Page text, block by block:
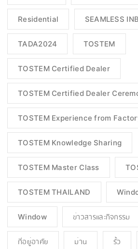
Residential SEAMLESS
TADA2024 TOSTEM
TOSTEM Certified Dealer
TOSTEM Certified Dealer
TOSTEM Experience from
TOSTEM Knowledge Sharing
TOSTEM Master Class
TOSTEM THAILAND
Window ข่าวสารและกิจกรรม
ที่อยู่อาศัย ม่าน รั้ว